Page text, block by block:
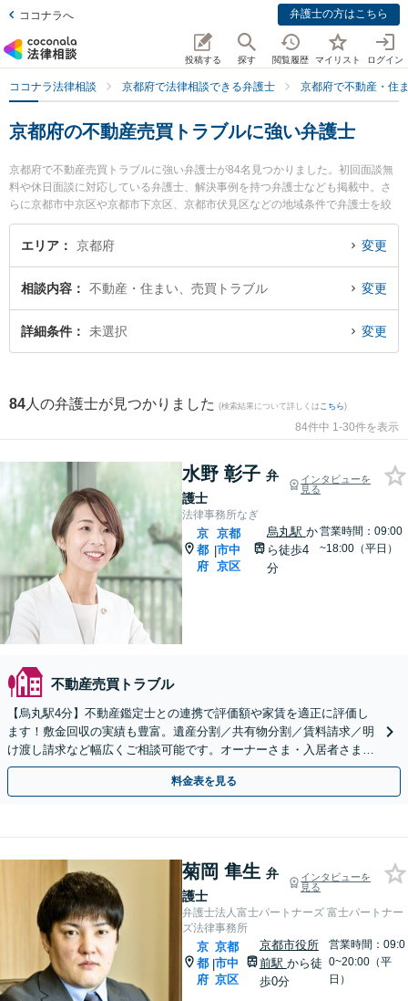
ココナラへ 弁護士の方はこちら
投稿する 探す 閲覧履歴 マイリスト ログイン
ココナラ法律相談 京都府で法律相談できる弁護士 京都府で不動産・住
京都府の不動産売買トラブルに強い弁護士
京都府で不動産売買トラブルに強い弁護士が84名見つかりました。初回面談無
料や休日面談に対応している弁護士、解決事例を持つ弁護士なども掲載中。さ
らに京都市中京区や京都市下京区、京都市伏見区などの地域条件で弁護士を絞
り込めます。不動産・住まいに関係する立ち退き交渉や家賃交渉、不動産契約
解除等の細かな分野での絞り込み検索もでき便利です。特に法律事務所なぎの
や弁護士費用、強みなどが注目されています。『京都府で土日や夜間に発生し
た不動産売買トラブルのトラブルを今すぐに弁護士に相談したい』『不動産売
買トラブルのトラブル解決の実績豊富な近くの弁護士を検索したい』『初回相
エリア 京都府 変更
相談内容 不動産・住まい、売買トラブル 変更
詳細条件 未選択 変更
84 人の弁護士が見つかりました (検索結果について詳しくは こちら)
84件中 1-30件を表示
水野 彰子 弁
護士
インタビューを
見る
法律事務所なぎ
京
都
府
|
京都
市中
京区
烏丸駅 か
ら徒歩4
分
営業時間：09:00
~18:00（平日）
不動産売買トラブル
【烏丸駅4分】不動産鑑定士との連携で評価額や家賃を適正に評価し
ます！敷金回収の実績も豊富。遺産分割／共有物分割／賃料請求／明
け渡し請求など幅広くご相談可能です。オーナーさま・入居者さまか
らのご依頼多数【Web面談可】【初回相談無料】
料金表を見る
菊岡 隼生 弁
護士
インタビューを
見る
弁護士法人富士パートナーズ 富士パートナー
ズ法律事務所
京
都
府
|
京都
市中
京区
京都市役所
前駅 から徒
歩0分
営業時間：09:0
0~20:00（平
日）